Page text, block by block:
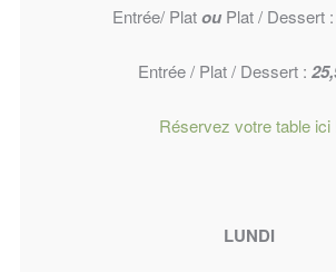
Entrée/ PlatouPlat / Dessert :
Entrée / Plat / Dessert :
Réservez votre table ici
LUNDI